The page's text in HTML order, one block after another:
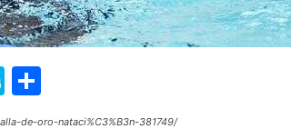
Skype
de-oro-nataci%C3%B3n-381749/